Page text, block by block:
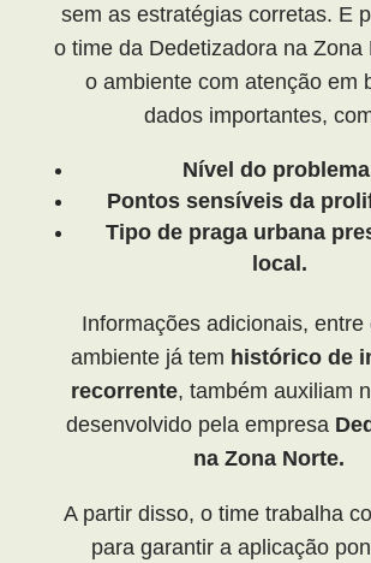
sem as estratégias corretas. E
o time da Dedetizadora na Zona
o ambiente com atenção em
dados importantes,
Nível do
Pontos sensíveis da
Tipo de praga urbana
local.
Informações adicionais, entre
ambiente já tem histórico de
recorrente, também auxiliam
desenvolvido pela empresa
na Zona Norte.
A partir disso, o time trabalha
para garantir a aplicação